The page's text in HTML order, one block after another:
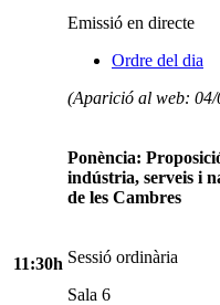
Emissió en directe
Ordre del dia
(Aparició al web: 04/
11:30h
Ponència:
indústria, serveis i
de les Cambres
Sessió ordinària
Sala 6